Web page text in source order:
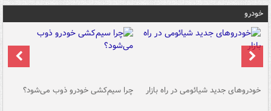
خودرو
خودروهای جدید شیائومی در راه بازار چرا سیم‌کشی خودرو ذوب می‌شود؟